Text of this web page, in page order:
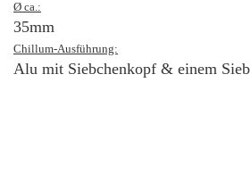
Ø ca.:
35mm
Chillum-Ausführung:
Alu mit Siebchenkopf & einem Sieb